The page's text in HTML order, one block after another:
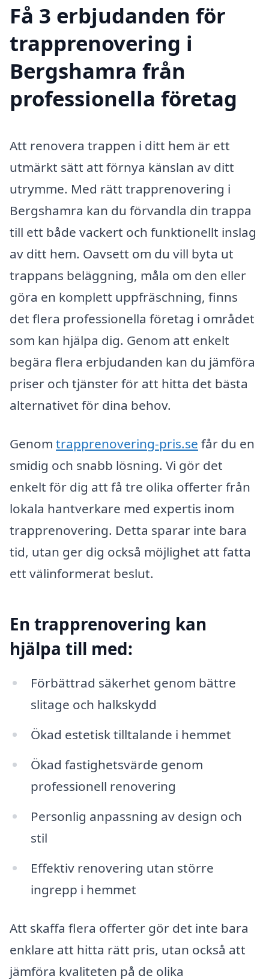
Få 3 erbjudanden för
trapprenovering i
Bergshamra från
professionella företag
Att renovera trappen i ditt hem är ett
utmärkt sätt att förnya känslan av ditt
utrymme. Med rätt trapprenovering i
Bergshamra kan du förvandla din trappa
till ett både vackert och funktionellt inslag
av ditt hem. Oavsett om du vill byta ut
trappans beläggning, måla om den eller
göra en komplett uppfräschning, finns
det flera professionella företag i området
som kan hjälpa dig. Genom att enkelt
begära flera erbjudanden kan du jämföra
priser och tjänster för att hitta det bästa
alternativet för dina behov.
Genom trapprenovering-pris.se får du en
smidig och snabb lösning. Vi gör det
enkelt för dig att få tre olika offerter från
lokala hantverkare med expertis inom
trapprenovering. Detta sparar inte bara
tid, utan ger dig också möjlighet att fatta
ett välinformerat beslut.
En trapprenovering kan
hjälpa till med:
Förbättrad säkerhet genom bättre
slitage och halkskydd
Ökad estetisk tilltalande i hemmet
Ökad fastighetsvärde genom
professionell renovering
Personlig anpassning av design och
stil
Effektiv renovering utan större
ingrepp i hemmet
Att skaffa flera offerter gör det inte bara
enklare att hitta rätt pris, utan också att
jämföra kvaliteten på de olika